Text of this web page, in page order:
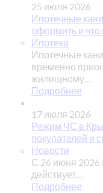
25 июля 2026
Ипотечные
оформить и что
Ипотека
Ипотечные
временно
жилищному…
Подробнее
17 июля 2026
Режим ЧС в
покупателей и
Новости
С 26 июня 2026
действует…
Подробнее